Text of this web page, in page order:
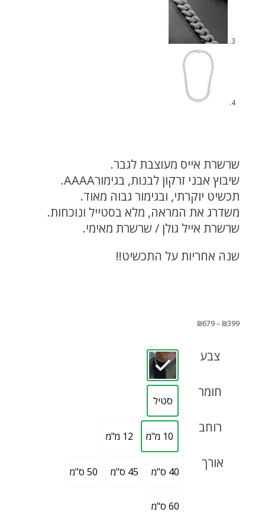
שרשרת אייס מעוצבת לגבר.
שיבוץ אבני זרקון לבנות, בגימורAAAA.
תכשיט יוקרתי, ובגימור גבוה מאוד.
משדרג את המראה, מלא בסטייל ונוכחות.
שרשרת אייל גולן / שרשרת מאימי.
שנה אחריות על התכשיט!!
₪399
–
₪679
צבע
חומר
סטיל
רוחב
10 מ"מ 12 מ"מ
אורך
40 ס"מ 45 ס"מ 50 ס"מ
60 ס"מ